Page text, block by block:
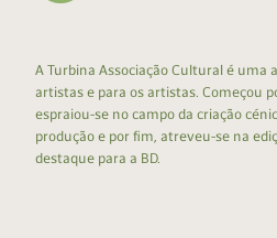
A Turbina Associação Cultural é uma
artistas e para os artistas. Começou
espraiou-se no campo da criação
produção e por fim, atreveu-se na
destaque para a BD.